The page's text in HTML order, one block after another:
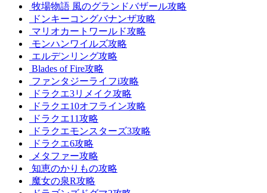
牧場物語 風のグランドバザール攻略
ドンキーコングバナンザ攻略
マリオカートワールド攻略
モンハンワイルズ攻略
エルデンリング攻略
Blades of Fire攻略
ファンタジーライフi攻略
ドラクエ3リメイク攻略
ドラクエ10オフライン攻略
ドラクエ11攻略
ドラクエモンスターズ3攻略
ドラクエ6攻略
メタファー攻略
知恵のかりもの攻略
魔女の泉R攻略